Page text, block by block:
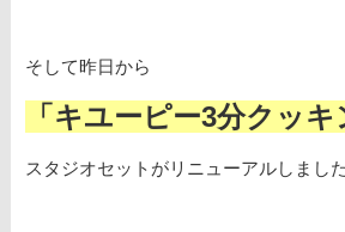
そして昨日から
「キユーピー3分クッキ
スタジオセットがリニューアルしまし